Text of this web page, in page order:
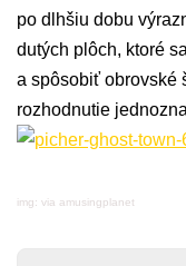
po dlhšiu dobu
dutých plôch, ktoré
a spôsobiť obrovské
rozhodnutie
img: via amusingplanet